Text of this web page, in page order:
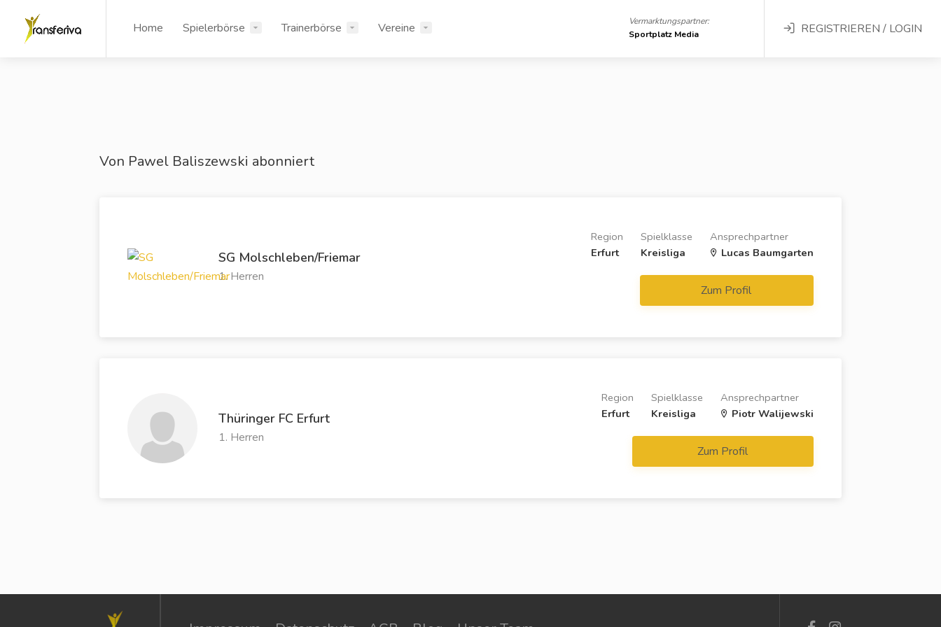
Home Spielerbörse Trainerbörse Vereine
Vermarktungspartner:
Sportplatz Media
REGISTRIEREN / LOGIN
Von Pawel Baliszewski abonniert
SG Molschleben/Friemar
1. Herren
Ansprechpartner
Lucas Baumgarten
Spielklasse
Kreisliga
Region
Erfurt
Zum Profil
Thüringer FC Erfurt
1. Herren
Ansprechpartner
Piotr Walijewski
Spielklasse
Kreisliga
Region
Erfurt
Zum Profil